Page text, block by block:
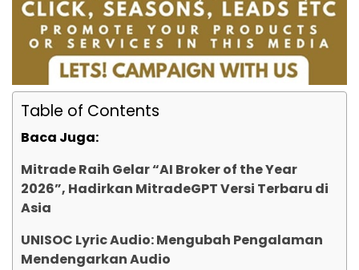
Table of Contents
Baca Juga:
Mitrade Raih Gelar “AI Broker of the Year
2026”, Hadirkan MitradeGPT Versi Terbaru di
Asia
UNISOC Lyric Audio: Mengubah Pengalaman
Mendengarkan Audio